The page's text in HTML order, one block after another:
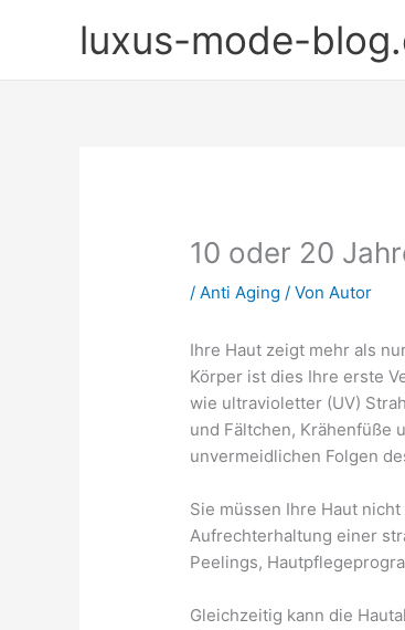
luxus-mode-
10 oder 20
/Anti Aging / VonAutor
Ihre Haut zeigt mehr als
Körper ist dies Ihre erste
wie ultravioletter (UV)
und Fältchen, Krähenfüße
unvermeidlichen Folgen
Sie müssen Ihre Haut
Aufrechterhaltung einer
Peelings,
Gleichzeitig kann die